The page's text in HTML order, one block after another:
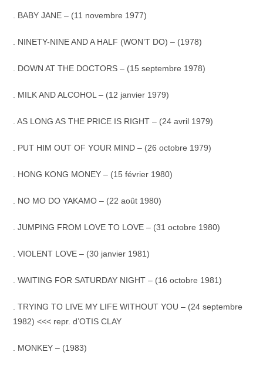
. BABY JANE – (11 novembre 1977)
. NINETY-NINE AND A HALF (WON’T DO) – (1978)
. DOWN AT THE DOCTORS – (15 septembre 1978)
. MILK AND ALCOHOL – (12 janvier 1979)
. AS LONG AS THE PRICE IS RIGHT – (24 avril 1979)
. PUT HIM OUT OF YOUR MIND – (26 octobre 1979)
. HONG KONG MONEY – (15 février 1980)
. NO MO DO YAKAMO – (22 août 1980)
. JUMPING FROM LOVE TO LOVE – (31 octobre 1980)
. VIOLENT LOVE – (30 janvier 1981)
. WAITING FOR SATURDAY NIGHT – (16 octobre 1981)
. TRYING TO LIVE MY LIFE WITHOUT YOU – (24 septembre
1982) <<< repr. d’OTIS CLAY
. MONKEY – (1983)